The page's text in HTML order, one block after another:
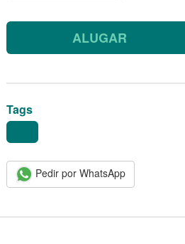
ALUGAR
Tags
Pedir por WhatsApp